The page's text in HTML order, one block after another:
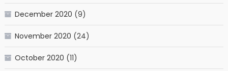
December 2020 (9)
November 2020 (24)
October 2020 (11)